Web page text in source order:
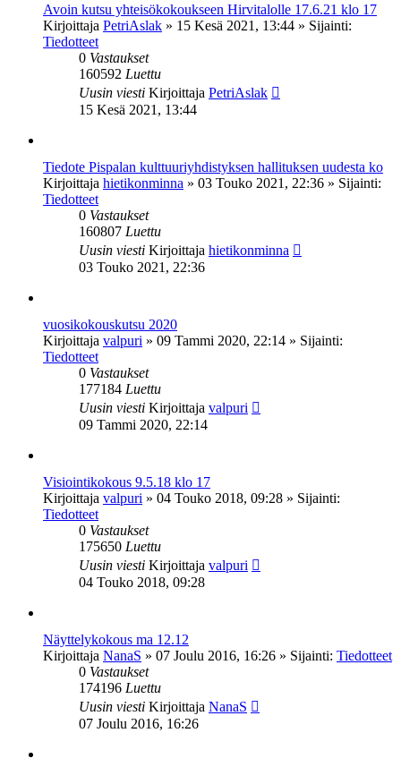
Avoin kutsu yhteisökokoukseen Hirvitalolle 17.6.21 klo 17
Kirjoittaja PetriAslak » 15 Kesä 2021, 13:44 » Sijainti:
Tiedotteet
0 Vastaukset
160592 Luettu
Uusin viesti Kirjoittaja PetriAslak
15 Kesä 2021, 13:44
Tiedote Pispalan kulttuuriyhdistyksen hallituksen uudesta ko
Kirjoittaja hietikonminna » 03 Touko 2021, 22:36 » Sijainti:
Tiedotteet
0 Vastaukset
160807 Luettu
Uusin viesti Kirjoittaja hietikonminna
03 Touko 2021, 22:36
vuosikokouskutsu 2020
Kirjoittaja valpuri » 09 Tammi 2020, 22:14 » Sijainti:
Tiedotteet
0 Vastaukset
177184 Luettu
Uusin viesti Kirjoittaja valpuri
09 Tammi 2020, 22:14
Visiointikokous 9.5.18 klo 17
Kirjoittaja valpuri » 04 Touko 2018, 09:28 » Sijainti:
Tiedotteet
0 Vastaukset
175650 Luettu
Uusin viesti Kirjoittaja valpuri
04 Touko 2018, 09:28
Näyttelykokous ma 12.12
Kirjoittaja NanaS » 07 Joulu 2016, 16:26 » Sijainti: Tiedotteet
0 Vastaukset
174196 Luettu
Uusin viesti Kirjoittaja NanaS
07 Joulu 2016, 16:26